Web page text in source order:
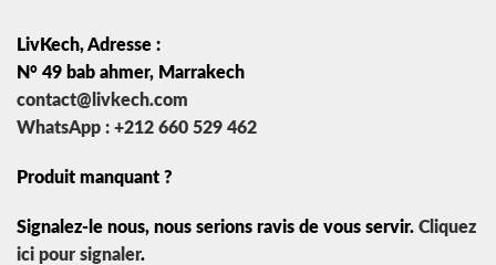
LivKech, Adresse :
N° 49 bab ahmer, Marrakech
contact@livkech.com
WhatsApp : +212 660 529 462
Produit manquant ?
Signalez-le nous, nous serions ravis de vous servir. Cliquez
ici pour signaler.